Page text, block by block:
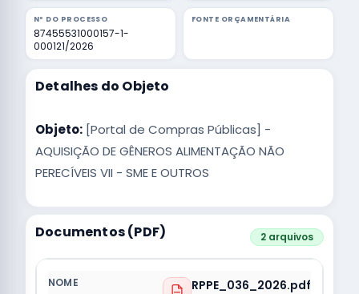
Nº DO PROCESSO
87455531000157-1-
000121/2026
FONTE ORÇAMENTÁRIA
Detalhes do Objeto
Objeto: [Portal de Compras Públicas] -
AQUISIÇÃO DE GÊNEROS ALIMENTAÇÃO NÃO
PERECÍVEIS VII - SME E OUTROS
Documentos (PDF) 2 arquivos
RPPE_036_2026.pdf